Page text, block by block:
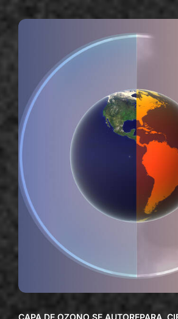
CAPA DE OZONO SE AUTOREPARA,